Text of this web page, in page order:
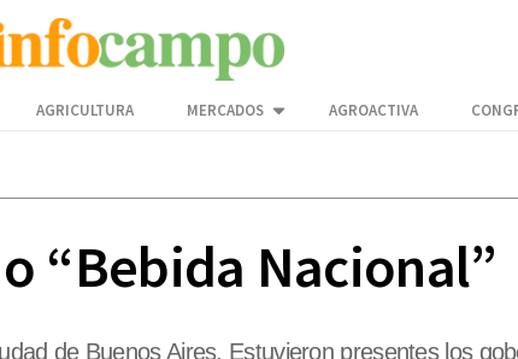
AGRICULTURA MERCADOS AGROACTIVA
“Bebida Nacional”
de Buenos Aires. Estuvieron presentes los